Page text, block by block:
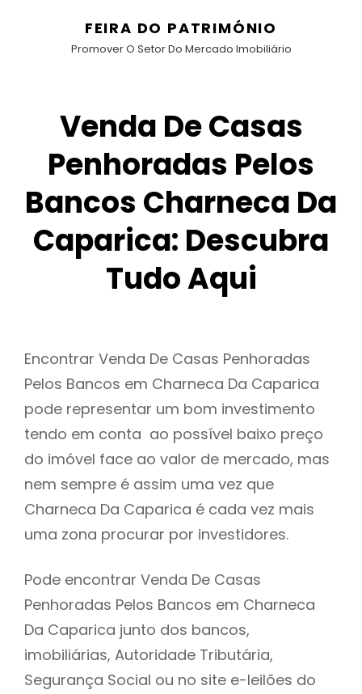
FEIRA DO PATRIMÓNIO
Promover O Setor Do Mercado Imobiliário
Venda De Casas
Penhoradas Pelos
Bancos Charneca Da
Caparica: Descubra
Tudo Aqui
Encontrar Venda De Casas Penhoradas
Pelos Bancos em Charneca Da Caparica
pode representar um bom investimento
tendo em conta ao possível baixo preço
do imóvel face ao valor de mercado, mas
nem sempre é assim uma vez que
Charneca Da Caparica é cada vez mais
uma zona procurar por investidores.
Pode encontrar Venda De Casas
Penhoradas Pelos Bancos em Charneca
Da Caparica junto dos bancos,
imobiliárias, Autoridade Tributária,
Segurança Social ou no site e-leilões do